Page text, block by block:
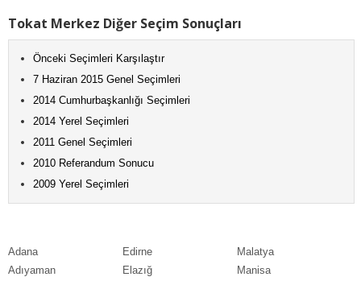
Adana
Adıyaman
Edirne
Elazığ
Malatya
Manisa
Tokat Merkez Diğer Seçim Sonuçları
Önceki Seçimleri Karşılaştır
7 Haziran 2015 Genel Seçimleri
2014 Cumhurbaşkanlığı Seçimleri
2014 Yerel Seçimleri
2011 Genel Seçimleri
2010 Referandum Sonucu
2009 Yerel Seçimleri